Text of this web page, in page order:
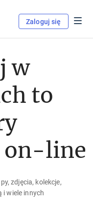
Zaloguj się
w
to
on-line
zdjęcia, kolekcje,
i wiele innych